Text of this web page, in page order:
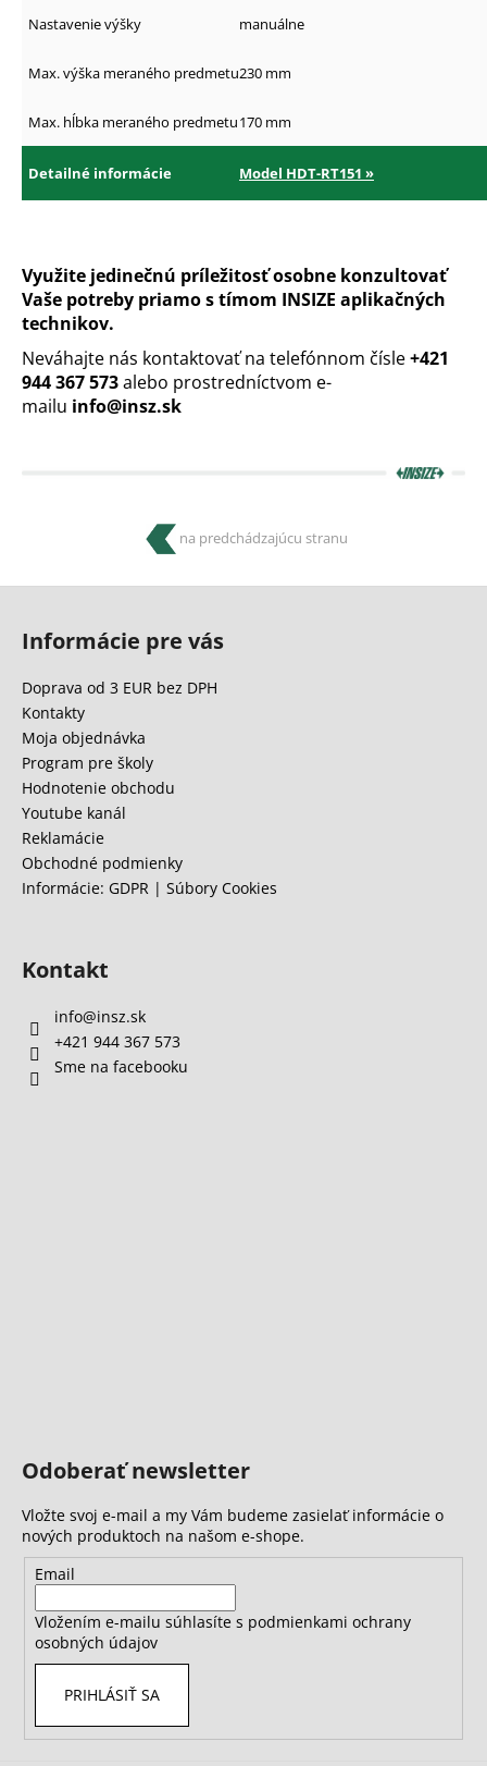
Nastavenie výšky manuálne
Max. výška meraného predmetu230 mm
Max. hĺbka meraného predmetu170 mm
Detailné informácie Model HDT-RT151 »
Využite jedinečnú príležitosť osobne konzultovať
Vaše potreby priamo s tímom INSIZE aplikačných
technikov.
Neváhajte nás kontaktovať na telefónnom čísle+421
944 367 573alebo prostredníctvom e-
mailu info@insz.sk
na predchádzajúcu stranu
Informácie pre vás
Doprava od 3 EUR bez DPH
Kontakty
Moja objednávka
Program pre školy
Hodnotenie obchodu
Youtube kanál
Reklamácie
Obchodné podmienky
Informácie: GDPR | Súbory Cookies
Kontakt
info@insz.sk
+421 944 367 573
Sme na facebooku
Odoberať newsletter
Vložte svoj e-mail a my Vám budeme zasielať informácie o
nových produktoch na našom e-shope.
Email
Vložením e-mailu súhlasíte s podmienkami ochrany
osobných údajov
PRIHLÁSIŤ SA